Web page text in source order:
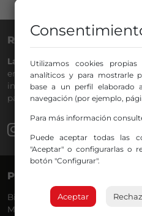
RADIO NERVIÓN
La Gran Familia desde hace40
emisora de Bilbao para todos
información a menos cinco,
participación de los oyentes.
PROGRAMAS
Bilbosport
Más Música
Utilizamos cookies
analíticos y para mostrarle
base a un perfil elaborado
navegación (por ejemplo,
Para más información
Puede aceptar todas las
"Aceptar" o configurarlas o
botón "Configurar".
Aceptar